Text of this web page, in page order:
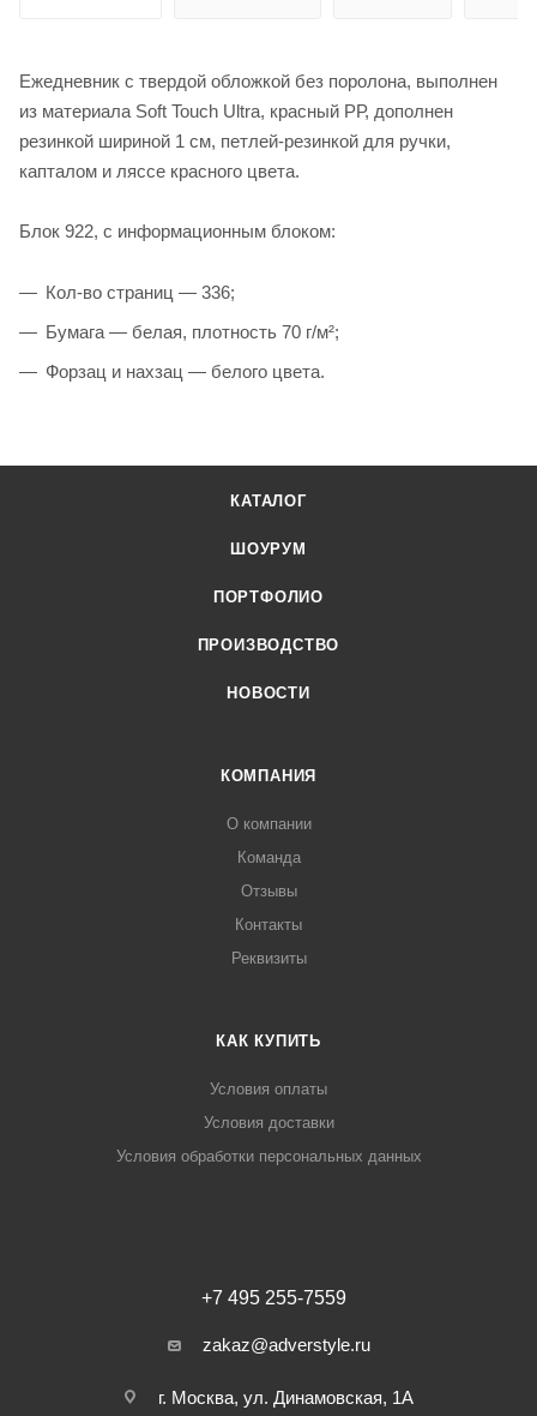
Ежедневник с твердой обложкой без поролона, выполнен
из материала Soft Touch Ultra, красный РР, дополнен
резинкой шириной 1 см, петлей-резинкой для ручки,
капталом и ляссе красного цвета.
Блок 922, с информационным блоком:
Кол-во страниц — 336;
Бумага — белая, плотность 70 г/м²;
Форзац и нахзац — белого цвета.
КАТАЛОГ
ШОУРУМ
ПОРТФОЛИО
ПРОИЗВОДСТВО
НОВОСТИ
КОМПАНИЯ
О компании
Команда
Отзывы
Контакты
Реквизиты
КАК КУПИТЬ
Условия оплаты
Условия доставки
Условия обработки персональных данных
+7 495 255-7559
zakaz@adverstyle.ru
г. Москва, ул. Динамовская, 1А